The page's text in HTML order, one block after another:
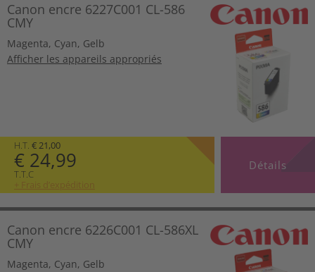
Canon encre 6227C001 CL-586
CMY
Magenta, Cyan, Gelb
Afficher les appareils appropriés
H.T. € 21,00
€ 24,99
T.T.C
+ Frais d’expédition
Détails
Canon encre 6226C001 CL-586XL
CMY
Magenta, Cyan, Gelb